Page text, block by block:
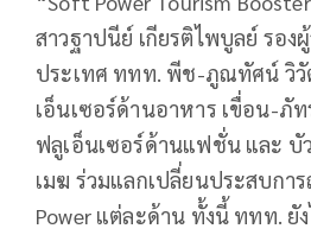
สาวฐาปนีย์ เกียรติไพบูลย์ รอง
ประเทศ ททท. พีช-ภูณทัศน์
เอ็นเซอร์ด้านอาหาร เขื่อน-ภั
ฟลูเอ็นเซอร์ด้านแฟชั่น และ
เมฆ ร่วมแลกเปลี่ยนประสบกา
Power แต่ละด้าน ทั้งนี้ ททท. ยั